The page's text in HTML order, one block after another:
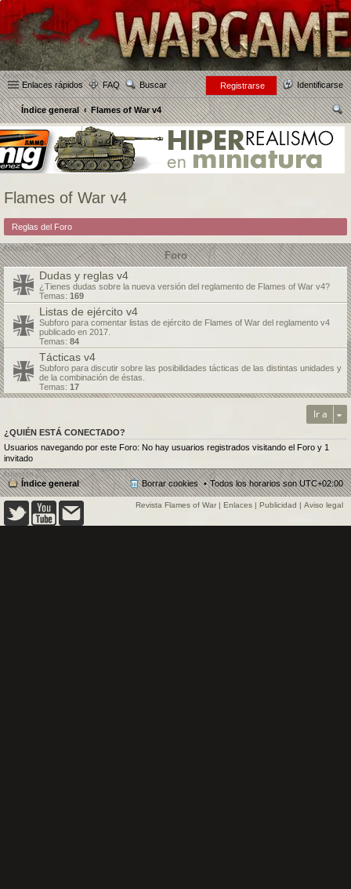
Enlaces rápidos FAQ Buscar Identificarse
Registrarse
Índice general
Flames of War v4
us
Flames of War v4
Reglas del Foro
Foro
Dudas y reglas v4
¿Tienes dudas sobre la nueva versión del reglamento de Flames of War v4?
Temas: 169
Listas de ejército v4
Subforo para comentar listas de ejército de Flames of War del reglamento v4
publicado en 2017.
Temas: 84
Tácticas v4
Subforo para discutir sobre las posibilidades tácticas de las distintas unidades y
de la combinación de éstas.
Temas: 17
Ir a
¿QUIÉN ESTÁ CONECTADO?
Usuarios navegando por este Foro: No hay usuarios registrados visitando el Foro y 1
invitado
Índice general Todos los horarios sonUTC+02:00
Borrar cookies
Revista Flames of War | Enlaces | Publicidad | Aviso legal